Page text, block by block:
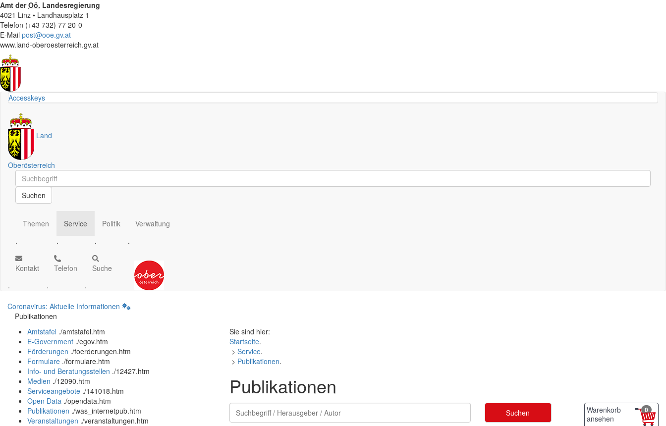
Amt derOö. Landesregierung
4021 Linz • Landhausplatz 1
Telefon (+43 732) 77 20-0
E-Mail post@ooe.gv.at
www.land-oberoesterreich.gv.at
Accesskeys
Land
Oberösterreich
Schnellsuche
Schnellsuche
Suchen
Themen
.
Service
.
Politik
.
Verwaltung
.
Kontakt
.
Telefon
.
Suche
.
Coronavirus: Aktuelle Informationen
Publikationen
Amtstafel ./amtstafel.htm
E-Government ./egov.htm
Förderungen ./foerderungen.htm
Formulare ./formulare.htm
Info- und Beratungsstellen ./12427.htm
Medien ./12090.htm
Serviceangebote ./141018.htm
Open Data ./opendata.htm
Publikationen ./was_internetpub.htm
Veranstaltungen ./veranstaltungen.htm
Sie sind hier:
Startseite.
> Service.
> Publikationen.
Publikationen
Warenkorb
ansehen
0